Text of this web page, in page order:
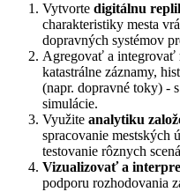
Vytvorte digitálnu
charakteristiky mesta
dopravných systémov
Agregovať a integrovať
katastrálne záznamy,
(napr. dopravné toky) -
simulácie.
Využite analytiku
spracovanie mestských
testovanie rôznych
Vizualizovať a
podporu rozhodovania